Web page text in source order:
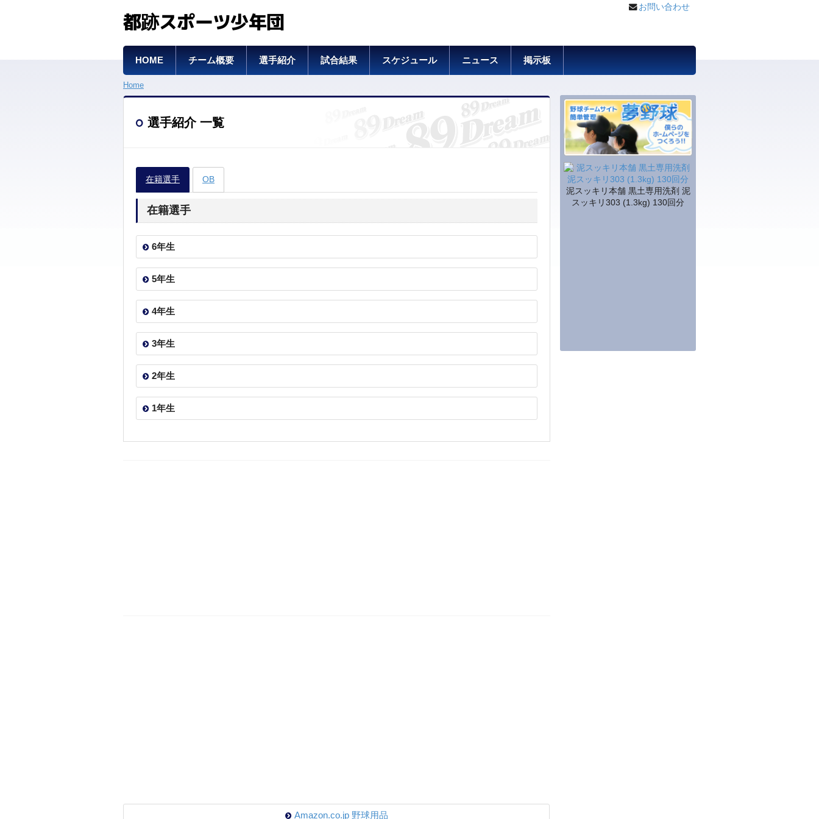
都跡スポーツ少年団
お問い合わせ
HOME チーム概要 選手紹介 試合結果 スケジュール ニュース 掲示板
泥スッキリ本舗 黒土専用洗剤 泥
スッキリ303 (1.3kg) 130回分
Home
選手紹介 一覧
在籍選手 OB
在籍選手
6年生
5年生
4年生
3年生
2年生
1年生
Amazon.co.jp 野球用品